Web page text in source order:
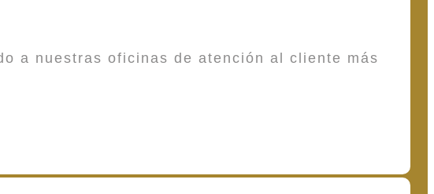
a nuestras oficinas de atención al cliente más